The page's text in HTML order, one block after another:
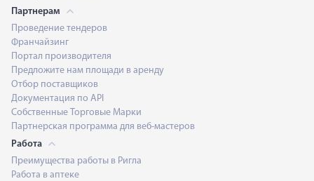
Партнерам
Проведение тендеров
Франчайзинг
Портал производителя
Предложите нам площади в аренду
Отбор поставщиков
Документация по API
Собственные Торговые Марки
Партнерская программа для веб-мастеров
Работа
Преимущества работы в Ригла
Работа в аптеке